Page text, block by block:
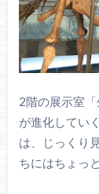
2階の展示室
が進化してい
は、じっくり
ちにはちょっ